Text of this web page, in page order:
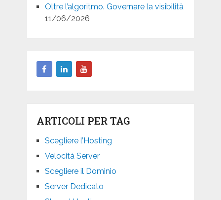
Oltre l’algoritmo. Governare la visibilità
11/06/2026
ARTICOLI PER TAG
Scegliere l’Hosting
Velocità Server
Scegliere il Dominio
Server Dedicato